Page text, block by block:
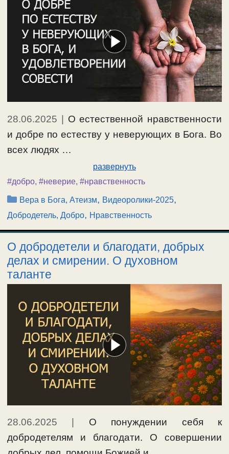
28.06.2025 | О естественной нравственности
и добре по естеству у неверующих в Бога. Во
всех людях …
развернуть
#добро, #неверие, #нравственность
Рубрики
Вера в Бога, Атеизм, Видеоролики-2025,
Добродетель, Добро, Нравственность
О добродетели и благодати, добрых
делах и смирении. О духовном
таланте
28.06.2025
О понуждении себя к
добродетелям и благодати. О совершении